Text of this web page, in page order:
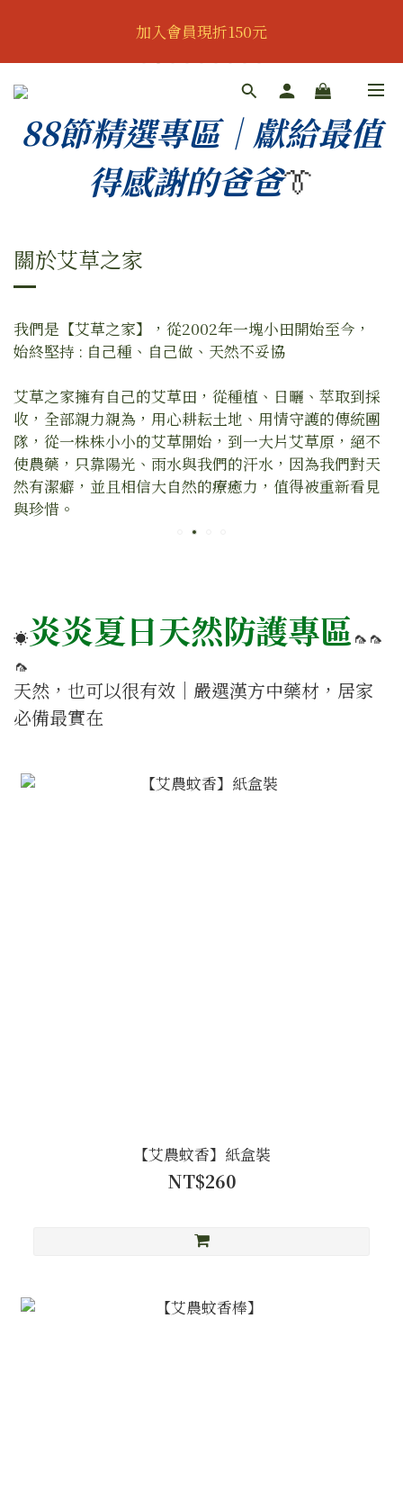
👔歡慶父親節｜全館95折｜滿888即可獲得滿額贈｜會
員可再享專屬折扣👔
加入會員現折150元
👔歡慶父親節｜全館95折｜滿888即可獲得滿額贈｜會
員可再享專屬折扣👔
88節精選專區｜獻給最值
得感謝的爸爸👔
關於艾草之家
我們是【艾草之家】，從2002年一塊小田開始至今，
始終堅持 : 自己種、自己做、天然不妥協
艾草之家擁有自己的艾草田，從種植、日曬、萃取到採
收，全部親力親為，用心耕耘土地、用情守護的傳統團
隊，從一株株小小的艾草開始，到一大片艾草原，絕不
使農藥，只靠陽光、雨水與我們的汗水，因為我們對天
然有潔癖，並且相信大自然的療癒力，值得被重新看見
與珍惜。
☀️炎炎夏日天然防護專區🦟🦟
🦟
天然，也可以很有效｜嚴選漢方中藥材，居家
必備最實在
【艾農蚊香】紙盒裝
NT$260